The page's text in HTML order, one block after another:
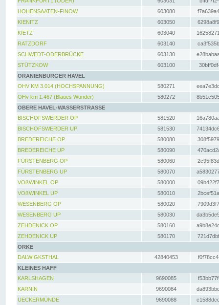
HOHENSAATEN-FINOW
603080
KIENITZ
603050
KIETZ
603040
RATZDORF
603140
SCHWEDT-ODERBRÜCKE
603130
STÜTZKOW
603100
ORANIENBURGER HAVEL
OHV KM 3.014 (HOCHSPANNUNG)
580271
OHv km 1.467 (Blaues Wunder)
580272
OBERE HAVEL-WASSERSTRASSE
BISCHOFSWERDER OP
581520
BISCHOFSWERDER UP
581530
BREDEREICHE OP
580080
BREDEREICHE UP
580090
FÜRSTENBERG OP
580060
FÜRSTENBERG UP
580070
VOßWINKEL OP
580000
VOßWINKEL UP
580010
WESENBERG OP
580020
WESENBERG UP
580030
ZEHDENICK OP
580160
ZEHDENICK UP
580170
ORKE
DALWIGKSTHAL
42840453
KLEINES HAFF
KARLSHAGEN
9690085
KARNIN
9690084
UECKERMÜNDE
9690088